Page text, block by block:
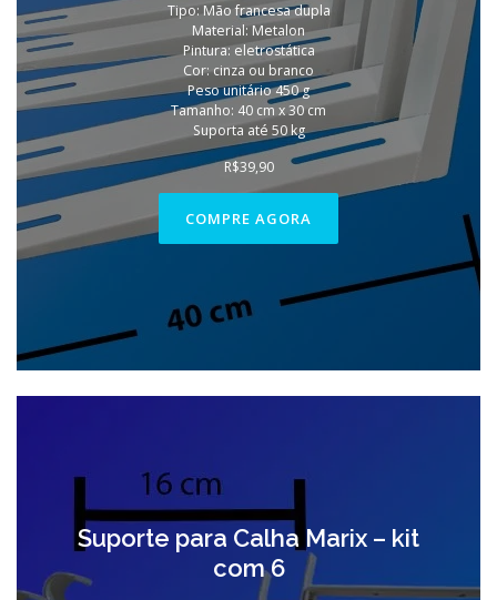
Tipo: Mão francesa dupla
Material: Metalon
Pintura: eletrostática
Cor: cinza ou branco
Peso unitário 450 g
Tamanho: 40 cm x 30 cm
Suporta até 50 kg
R$39,90
COMPRE AGORA
Suporte para Calha Marix – kit
com 6